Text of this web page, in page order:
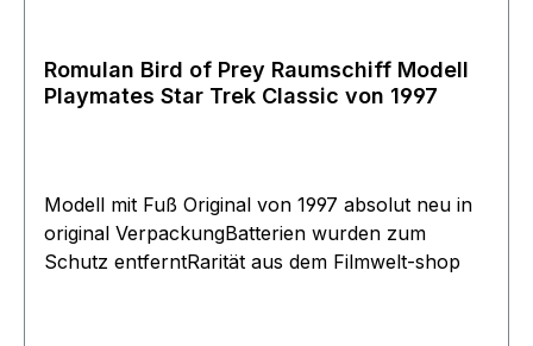
Romulan Bird of Prey Raumschiff Modell
Playmates Star Trek Classic von 1997
Modell mit Fuß Original von 1997 absolut neu in
original VerpackungBatterien wurden zum
Schutz entferntRarität aus dem Filmwelt-shop